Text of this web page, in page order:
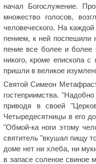
начал Богослужение.
множество голосов,
человеческого. На
пением, к ней поспешили
пение все более и
никого, кроме епископа
пришли в великое
Святой Симеон
гостеприимства.
приводя в своей
Четыредесятницы в его
"Обмой-ка ноги этому
святитель "вкушал пищу
доме нет ни хлеба, ни
в запасе соленое свиное